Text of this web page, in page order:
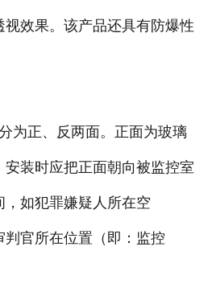
效果。该产品还具有防爆性
正、反两面。正面为玻璃
装时应把正面朝向被监控室
，如犯罪嫌疑人所在空
官所在位置（即：监控